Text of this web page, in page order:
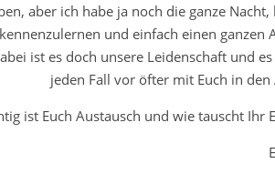
aber ich habe ja noch die ganze
und einfach einen
ist es doch unsere Leidenschaft und
jeden Fall vor öfter mit Euch in
ist Euch Austausch und wie tauscht Ihr